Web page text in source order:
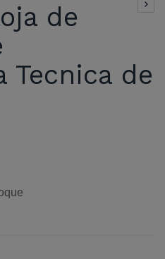
de
Tecnica de